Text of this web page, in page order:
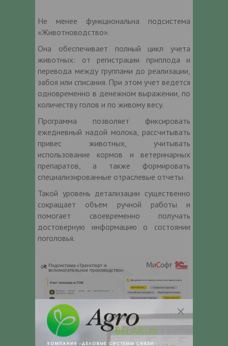
Не менее функциональна подсистема
«Животноводство».
Она обеспечивает полный цикл учета
животных: от регистрации приплода и
перевода между группами до реализации,
забоя или списания. При этом учет ведется
одновременно в денежном выражении, по
количеству голов и по живому весу.
Программа позволяет фиксировать
ежедневный надой молока, рассчитывать
привес животных, учитывать
использование кормов и ветеринарных
препаратов, а также формировать
специализированные отраслевые отчеты.
Такой уровень детализации существенно
сокращает объем ручной работы и
помогает своевременно получать
достоверную информацию о состоянии
поголовья.